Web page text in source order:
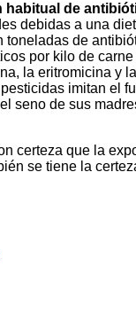
de
debidas a una
de
por kilo de
la eritromicina y
imitan el
seno de sus
certeza que la
se tiene la